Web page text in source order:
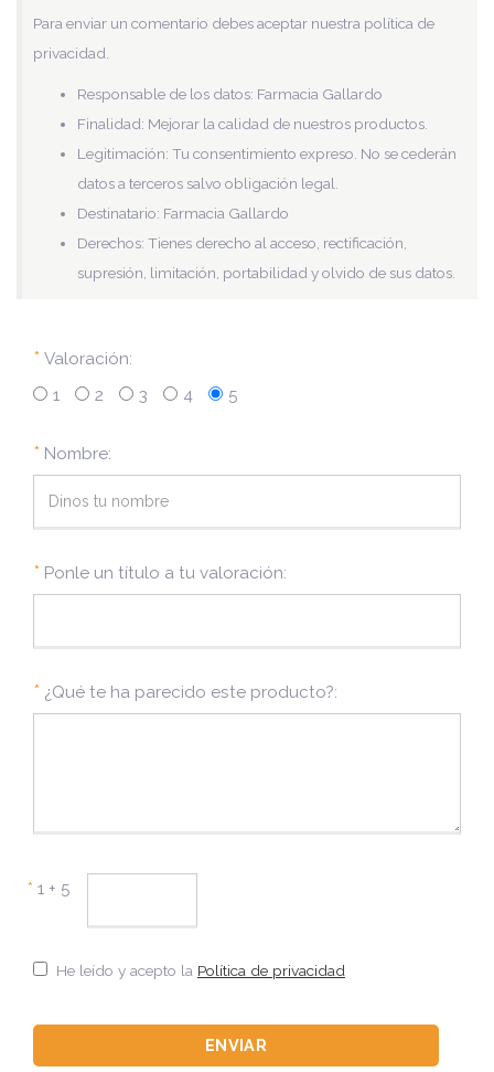
Para enviar un comentario debes aceptar nuestra política de
privacidad.
Responsable de los datos: Farmacia Gallardo
Finalidad: Mejorar la calidad de nuestros productos.
Legitimación: Tu consentimiento expreso. No se cederán
datos a terceros salvo obligación legal.
Destinatario: Farmacia Gallardo
Derechos: Tienes derecho al acceso, rectificación,
supresión, limitación, portabilidad y olvido de sus datos.
* Valoración:
1
2 3 4 5
* Nombre:
* Ponle un título a tu valoración:
* ¿Qué te ha parecido este producto?:
* 1 + 5
He leído y acepto la Política de privacidad